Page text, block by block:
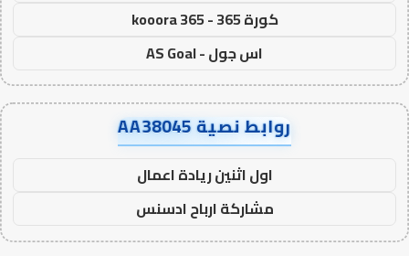
كورة 365 - kooora 365
اس جول - AS Goal
روابط نصية AA38045
اول اثنين ريادة اعمال
مشاركة ارباح ادسنس